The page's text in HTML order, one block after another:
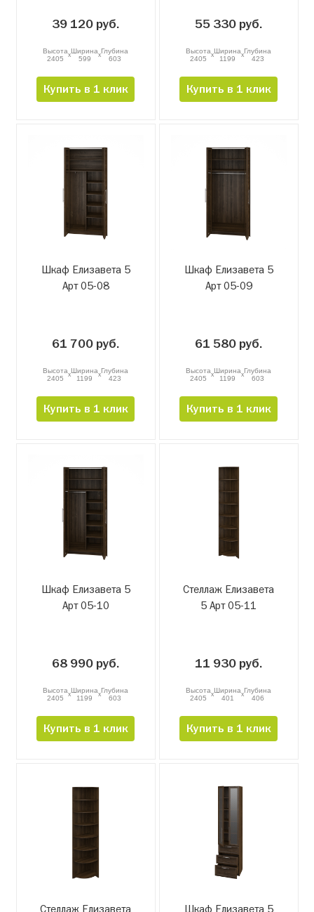
39 120 руб.
Высота
2405
xШирина
599
xГлубина
603
Купить в 1 клик
55 330 руб.
Высота
2405
xШирина
1199
xГлубина
423
Купить в 1 клик
Шкаф Елизавета 5
Арт 05-08
61 700 руб.
Высота
2405
xШирина
1199
xГлубина
423
Купить в 1 клик
Шкаф Елизавета 5
Арт 05-09
61 580 руб.
Высота
2405
xШирина
1199
xГлубина
603
Купить в 1 клик
Шкаф Елизавета 5
Арт 05-10
68 990 руб.
Высота
2405
xШирина
1199
xГлубина
603
Купить в 1 клик
Стеллаж Елизавета
5 Арт 05-11
11 930 руб.
Высота
2405
xШирина
401
xГлубина
406
Купить в 1 клик
Стеллаж Елизавета Шкаф Елизавета 5